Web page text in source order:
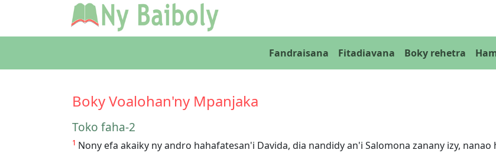
Fandraisana Fitadiavana Boky rehetra
Boky Voalohan'ny Mpanjaka
Toko faha-2
1 Nony efa akaiky ny andro hahafatesan'i Davida, dia nandidy an'i Salomona zanany izy, nanao